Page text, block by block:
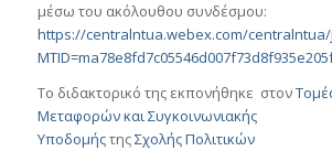
μέσω του ακόλουθου συνδέσμου:
https://centralntua.webex.com/centralntua/
Το διδακτορικό της εκπονήθηκε στον
Μεταφορών και Συγκοινωνιακής
ΥποδομήςτηςΣχολής Πολιτικών